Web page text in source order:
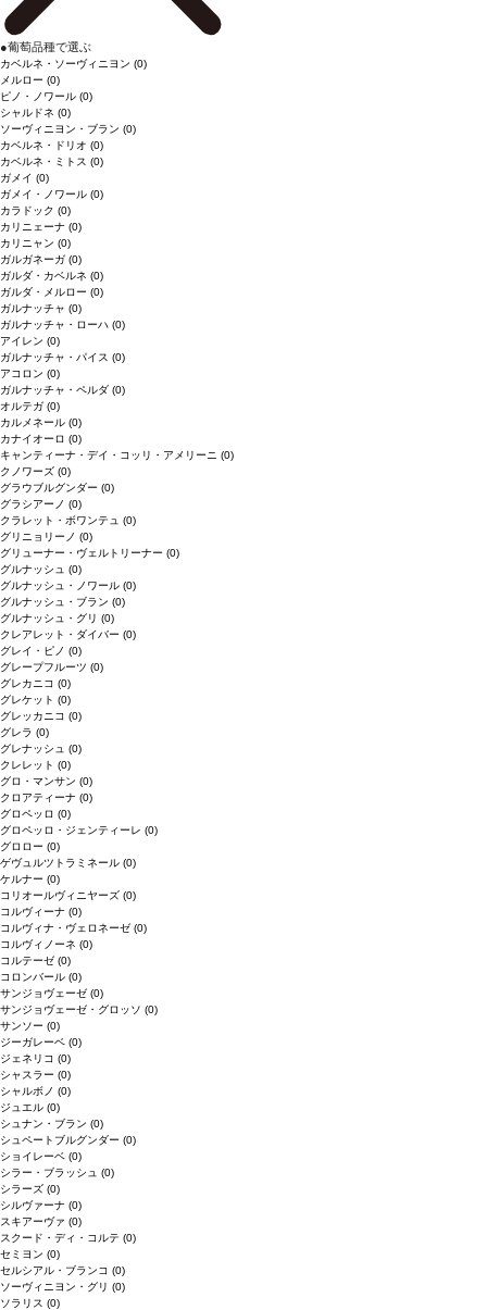
●葡萄品種で選ぶ
カベルネ・ソーヴィニヨン (0)
メルロー (0)
ピノ・ノワール (0)
シャルドネ (0)
ソーヴィニヨン・ブラン (0)
カベルネ・ドリオ (0)
カベルネ・ミトス (0)
ガメイ (0)
ガメイ・ノワール (0)
カラドック (0)
カリニェーナ (0)
カリニャン (0)
ガルガネーガ (0)
ガルダ・カベルネ (0)
ガルダ・メルロー (0)
ガルナッチャ (0)
ガルナッチャ・ローハ (0)
アイレン (0)
ガルナッチャ・パイス (0)
アコロン (0)
ガルナッチャ・ペルダ (0)
オルテガ (0)
カルメネール (0)
カナイオーロ (0)
キャンティーナ・デイ・コッリ・アメリーニ (0)
クノワーズ (0)
グラウブルグンダー (0)
グラシアーノ (0)
クラレット・ボワンテュ (0)
グリニョリーノ (0)
グリューナー・ヴェルトリーナー (0)
グルナッシュ (0)
グルナッシュ・ノワール (0)
グルナッシュ・ブラン (0)
グルナッシュ・グリ (0)
クレアレット・ダイバー (0)
グレイ・ピノ (0)
グレープフルーツ (0)
グレカニコ (0)
グレケット (0)
グレッカニコ (0)
グレラ (0)
グレナッシュ (0)
クレレット (0)
グロ・マンサン (0)
クロアティーナ (0)
グロペッロ (0)
グロペッロ・ジェンティーレ (0)
グロロー (0)
ゲヴュルツトラミネール (0)
ケルナー (0)
コリオールヴィニヤーズ (0)
コルヴィーナ (0)
コルヴィナ・ヴェロネーゼ (0)
コルヴィノーネ (0)
コルテーゼ (0)
コロンバール (0)
サンジョヴェーゼ (0)
サンジョヴェーゼ・グロッソ (0)
サンソー (0)
ジーガレーベ (0)
ジェネリコ (0)
シャスラー (0)
シャルボノ (0)
ジュエル (0)
シュナン・ブラン (0)
シュペートブルグンダー (0)
ショイレーベ (0)
シラー・ブラッシュ (0)
シラーズ (0)
シルヴァーナ (0)
スキアーヴァ (0)
スクード・ディ・コルテ (0)
セミヨン (0)
セルシアル・ブランコ (0)
ソーヴィニヨン・グリ (0)
ソラリス (0)